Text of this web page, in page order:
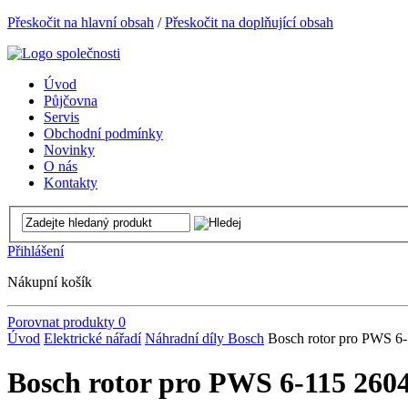
Přeskočit na hlavní obsah /Přeskočit na doplňující obsah
Úvod
Půjčovna
Servis
Obchodní podmínky
Novinky
O nás
Kontakty
Přihlášení
Nákupní košík
Porovnat produkty 0
Úvod Elektrické nářadí Náhradní díly Bosch Bosch rotor pro PWS
Bosch rotor pro PWS 6-115